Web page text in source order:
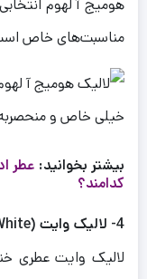
هومیج آ لهوم
مناسبت‌های خاص
بیشتر بخوانید: عطر
کدامند؟
4- لالیک وایت (Lalique White)
لالیک وایت عطری